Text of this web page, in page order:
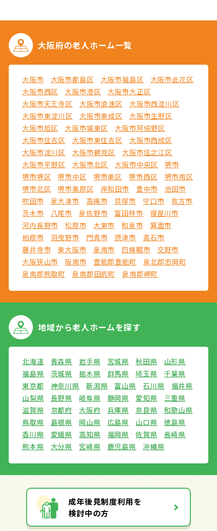
大阪府の老人ホーム一覧
大阪市 大阪市都島区 大阪市福島区
大阪市此花区
大阪市西区
大阪市港区
大阪市大正区
大阪市天王寺区
大阪市浪速区
大阪市西淀川区
大阪市東淀川区
大阪市東成区
大阪市生野区
大阪市旭区
大阪市城東区
大阪市阿倍野区
大阪市住吉区
大阪市東住吉区
大阪市西成区
大阪市淀川区
大阪市鶴見区
大阪市住之江区
大阪市平野区
大阪市北区 大阪市中央区
堺市
堺市堺区
堺市中区 堺市東区 堺市西区
堺市南区
堺市北区
堺市美原区 岸和田市 豊中市
池田市
吹田市
泉大津市 高槻市 貝塚市 守口市
枚方市
茨木市
八尾市 泉佐野市 富田林市
寝屋川市
河内長野市
松原市 大東市 和泉市
箕面市
柏原市
羽曳野市 門真市 摂津市
高石市
藤井寺市
東大阪市 泉南市 四條畷市
交野市
大阪狭山市
阪南市 豊能郡豊能町
泉北郡忠岡町
泉南郡熊取町
泉南郡田尻町 泉南郡岬町
地域から老人ホームを探す
北海道 青森県 岩手県 宮城県 秋田県
山形県
福島県
茨城県 栃木県 群馬県 埼玉県
千葉県
東京都
神奈川県 新潟県 富山県 石川県
福井県
山梨県
長野県 岐阜県 静岡県 愛知県
三重県
滋賀県
京都府 大阪府 兵庫県 奈良県
和歌山県
鳥取県
島根県 岡山県 広島県 山口県
徳島県
香川県
愛媛県 高知県 福岡県 佐賀県
長崎県
熊本県
大分県 宮崎県 鹿児島県 沖縄県
成年後見制度利用を
検討中の方